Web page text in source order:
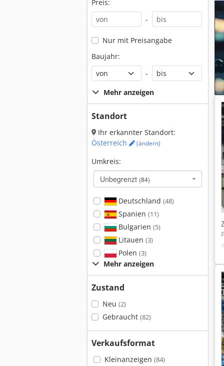
Preis:
-
Nur mit Preisangabe
Baujahr:
-
Mehr anzeigen
Standort
Ihr erkannter Standort:
Österreich
(ändern)
Umkreis:
Unbegrenzt (84)
Deutschland (48)
Spanien (11)
Bulgarien (5)
Litauen (3)
Polen (3)
Mehr anzeigen
Zustand
Neu (2)
Gebraucht (82)
Verkaufsformat
Kleinanzeigen (84)